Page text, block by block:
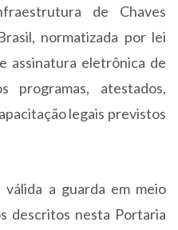
de Chaves
normatizada por lei
assinatura eletrônica de
programas, atestados,
legais previstos
válida a guarda em meio
descritos nesta Portaria